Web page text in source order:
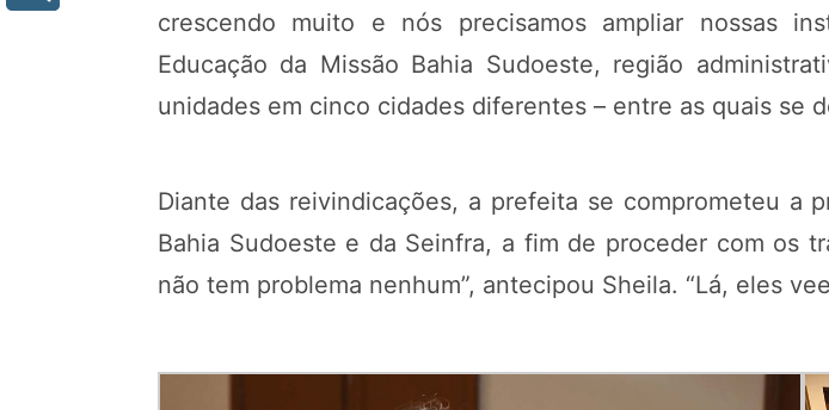
crescendo muito e nós precisamos ampliar nossas
Educação da Missão Bahia Sudoeste, região
unidades em cinco cidades diferentes – entre as quais se
Diante das reivindicações, a prefeita se comprometeu a
Bahia Sudoeste e da Seinfra, a fim de proceder com os
não tem problema nenhum”, antecipou Sheila. “Lá, eles